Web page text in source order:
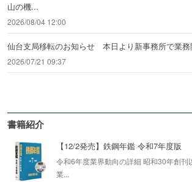
山の機...
2026/08/04 12:00
仙台支局移転のお知らせ 本日より新事務所で業務
2026/07/21 09:37
書籍紹介
【12/2発売】鉄鋼年鑑 令和7年度版
令和6年度業界動向の詳細 昭和30年創刊
業...